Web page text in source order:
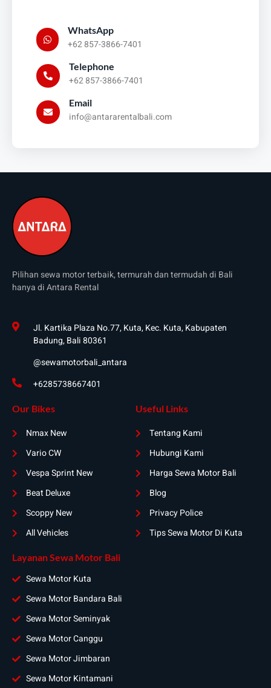
WhatsApp
+62 857-3866-7401
Telephone
+62 857-3866-7401
Email
info@antararentalbali.com
Pilihan sewa motor terbaik, termurah dan termudah di Bali
hanya di Antara Rental
Jl. Kartika Plaza No.77, Kuta, Kec. Kuta, Kabupaten
Badung, Bali 80361
@sewamotorbali_antara
+6285738667401
Our Bikes
Nmax New
Vario CW
Vespa Sprint New
Beat Deluxe
Scoppy New
All Vehicles
Useful Links
Tentang Kami
Hubungi Kami
Harga Sewa Motor Bali
Blog
Privacy Police
Tips Sewa Motor Di Kuta
Layanan Sewa Motor Bali
Sewa Motor Kuta
Sewa Motor Bandara Bali
Sewa Motor Seminyak
Sewa Motor Canggu
Sewa Motor Jimbaran
Sewa Motor Kintamani